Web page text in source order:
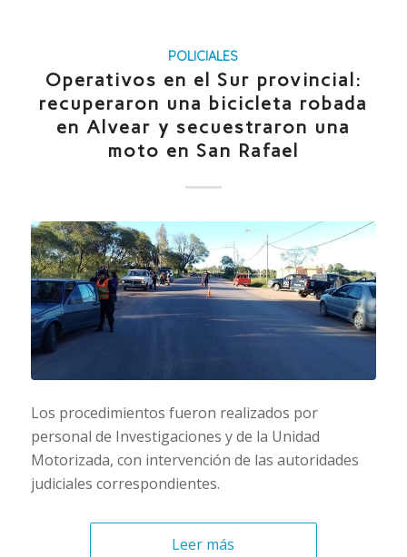
POLICIALES
Operativos en el Sur provincial:
recuperaron una bicicleta robada
en Alvear y secuestraron una
moto en San Rafael
Los procedimientos fueron realizados por
personal de Investigaciones y de la Unidad
Motorizada, con intervención de las autoridades
judiciales correspondientes.
Leer más